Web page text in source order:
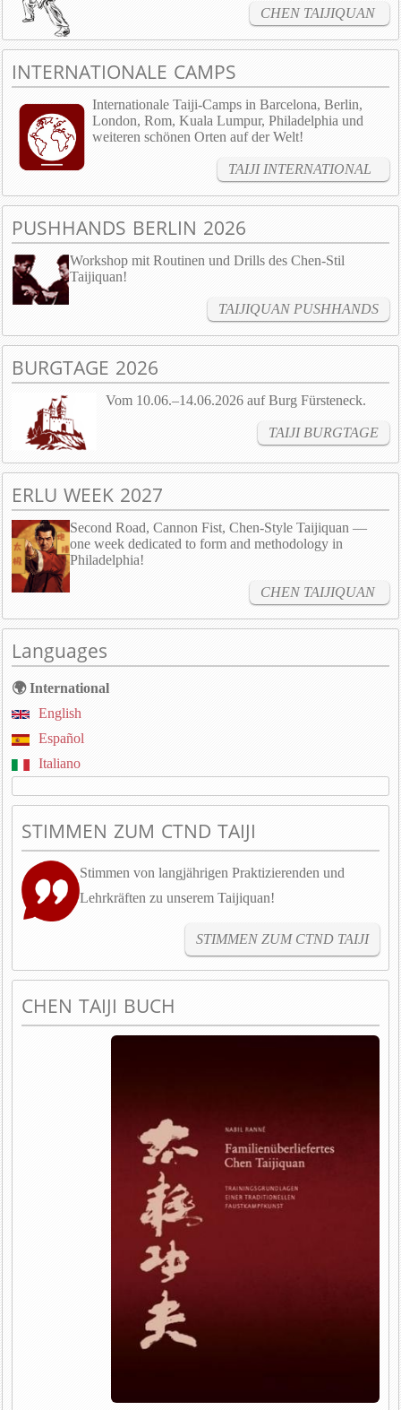
CHEN TAIJIQUAN
INTERNATIONALE CAMPS
Internationale Taiji-Camps in Barcelona, Berlin,
London, Rom, Kuala Lumpur, Philadelphia und
weiteren schönen Orten auf der Welt!
TAIJI INTERNATIONAL
PUSHHANDS BERLIN 2026
Workshop mit Routinen und Drills des Chen-Stil
Taijiquan!
TAIJIQUAN PUSHHANDS
BURGTAGE 2026
Vom 10.06.–14.06.2026 auf Burg Fürsteneck.
TAIJI BURGTAGE
ERLU WEEK 2027
Second Road, Cannon Fist, Chen-Style Taijiquan —
one week dedicated to form and methodology in
Philadelphia!
CHEN TAIJIQUAN
Languages
🌍 International
English
Español
Italiano
STIMMEN ZUM CTND TAIJI
Stimmen von langjährigen Praktizierenden und
Lehrkräften zu unserem Taijiquan!
STIMMEN ZUM CTND TAIJI
CHEN TAIJI BUCH